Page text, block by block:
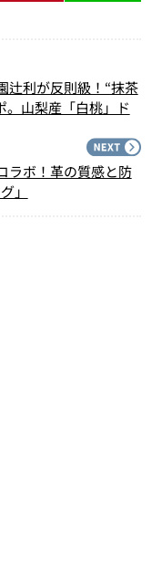
辻利が反則級！“抹茶
。山梨産「白桃」ド
ラボ！革の質感と防
」